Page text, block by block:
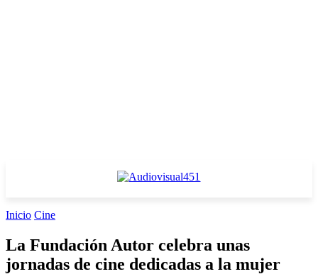
Inicio Cine
La Fundación Autor celebra unas
jornadas de cine dedicadas a la mujer